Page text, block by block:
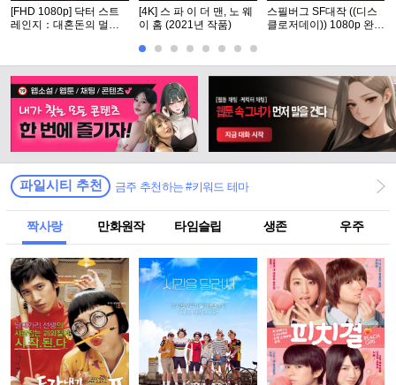
[FHD 1080p] 닥터 스트
레인지：대혼돈의 멀티
[4K] 스 파 이 더 맨, 노 웨
이 홈 (2021년 작품)
스필버그 SF대작 ((디스
클로저데이)) 1080p 완벽
파일시티 추천 금주 추천하는 #키워드 테마
짝사랑 만화원작 타임슬립 생존 우주